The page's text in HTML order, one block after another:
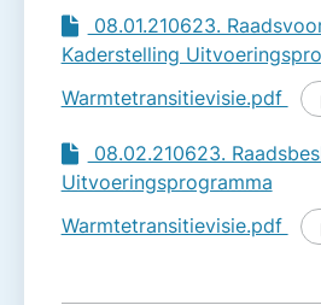
08.01.210623.
Kaderstelling
Warmtetransitievisie.pdf
08.02.210623.
Uitvoeringsprogramma
Warmtetransitievisie.pdf